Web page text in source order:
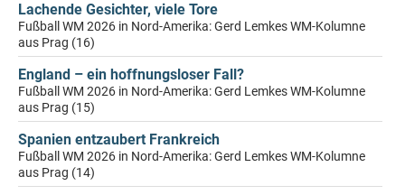
Lachende Gesichter, viele Tore
Fußball WM 2026 in Nord-Amerika: Gerd Lemkes WM-Kolumne
aus Prag (16)
England – ein hoffnungsloser Fall?
Fußball WM 2026 in Nord-Amerika: Gerd Lemkes WM-Kolumne
aus Prag (15)
Spanien entzaubert Frankreich
Fußball WM 2026 in Nord-Amerika: Gerd Lemkes WM-Kolumne
aus Prag (14)